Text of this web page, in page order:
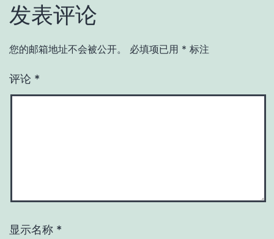
发表评论
您的邮箱地址不会被公开。 必填项已用 * 标注
评论 *
显示名称 *